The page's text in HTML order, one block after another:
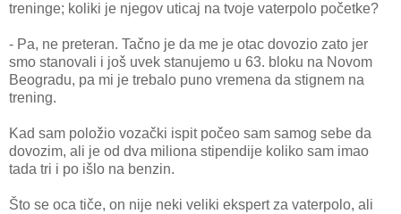
treninge; koliki je njegov uticaj na tvoje vaterpolo početke?
- Pa, ne preteran. Tačno je da me je otac dovozio zato jer
smo stanovali i još uvek stanujemo u 63. bloku na Novom
Beogradu, pa mi je trebalo puno vremena da stignem na
trening.
Kad sam položio vozački ispit počeo sam samog sebe da
dovozim, ali je od dva miliona stipendije koliko sam imao
tada tri i po išlo na benzin.
Što se oca tiče, on nije neki veliki ekspert za vaterpolo, ali